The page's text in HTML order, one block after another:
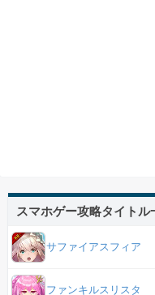
スマホゲー攻略タイトル
サファイアスフィア
ファンキルスリスタ